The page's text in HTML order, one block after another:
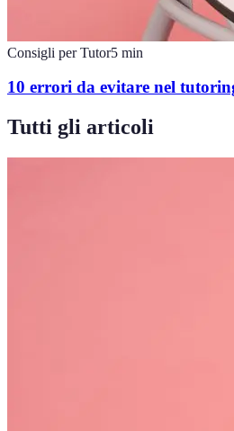
Consigli per Tutor5 min
10 errori da evitare nel
Tutti gli articoli